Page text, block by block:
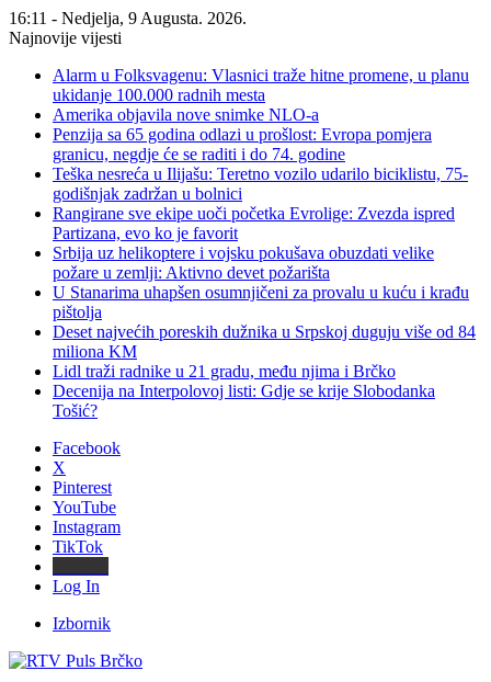
16:11 - Nedjelja, 9 Augusta. 2026.
Najnovije vijesti
Alarm u Folksvagenu: Vlasnici traže hitne promene, u planu
ukidanje 100.000 radnih mesta
Amerika objavila nove snimke NLO-a
Penzija sa 65 godina odlazi u prošlost: Evropa pomjera
granicu, negdje će se raditi i do 74. godine
Teška nesreća u Ilijašu: Teretno vozilo udarilo biciklistu, 75-
godišnjak zadržan u bolnici
Rangirane sve ekipe uoči početka Evrolige: Zvezda ispred
Partizana, evo ko je favorit
Srbija uz helikoptere i vojsku pokušava obuzdati velike
požare u zemlji: Aktivno devet požarišta
U Stanarima uhapšen osumnjičeni za provalu u kuću i krađu
pištolja
Deset najvećih poreskih dužnika u Srpskoj duguju više od 84
miliona KM
Lidl traži radnike u 21 gradu, među njima i Brčko
Decenija na Interpolovoj listi: Gdje se krije Slobodanka
Tošić?
Facebook
X
Pinterest
YouTube
Instagram
TikTok
Log In
Izbornik